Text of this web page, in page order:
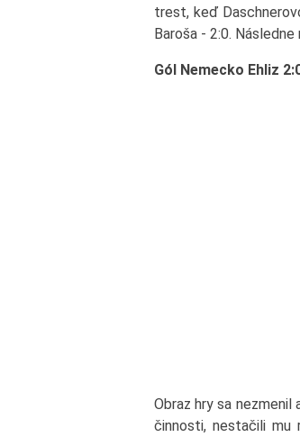
trest, keď
Baroša - 2:0.
Gól Nemecko Ehliz
Obraz hry sa nezmenil
činnosti, nestačili mu